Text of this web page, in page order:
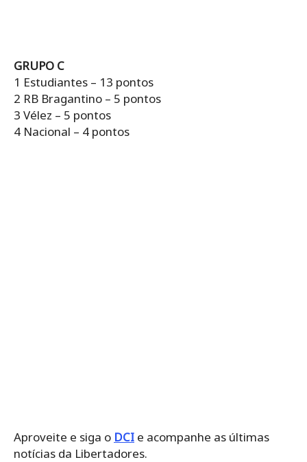
GRUPO C
1 Estudiantes – 13 pontos
2 RB Bragantino – 5 pontos
3 Vélez – 5 pontos
4 Nacional – 4 pontos
Aproveite e siga o DCI e acompanhe as últimas
notícias da Libertadores.